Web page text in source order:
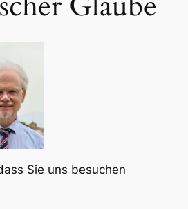
Sie uns besuchen